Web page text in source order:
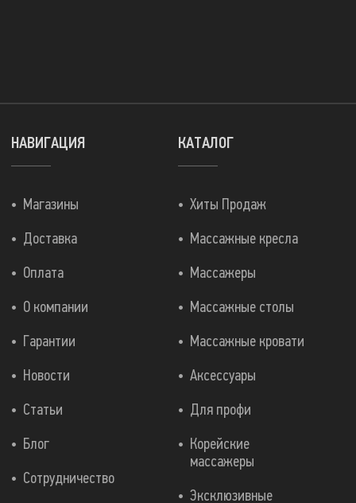
КАТАЛОГ
Хиты Продаж
Массажные кресла
Массажеры
Массажные столы
Массажные кровати
Аксессуары
Для профи
Корейские
массажеры
Эксклюзивные
НАВИГАЦИЯ
Магазины
Доставка
Оплата
О компании
Гарантии
Новости
Статьи
Блог
Сотрудничество